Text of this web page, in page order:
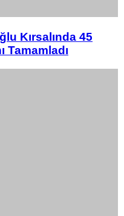
Kırsalında 45
Tamamladı